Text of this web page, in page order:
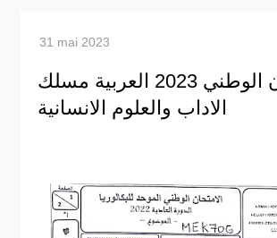
الامتحان الوطني 2023 العربية مسلك
الاداب والعلوم الانسانية